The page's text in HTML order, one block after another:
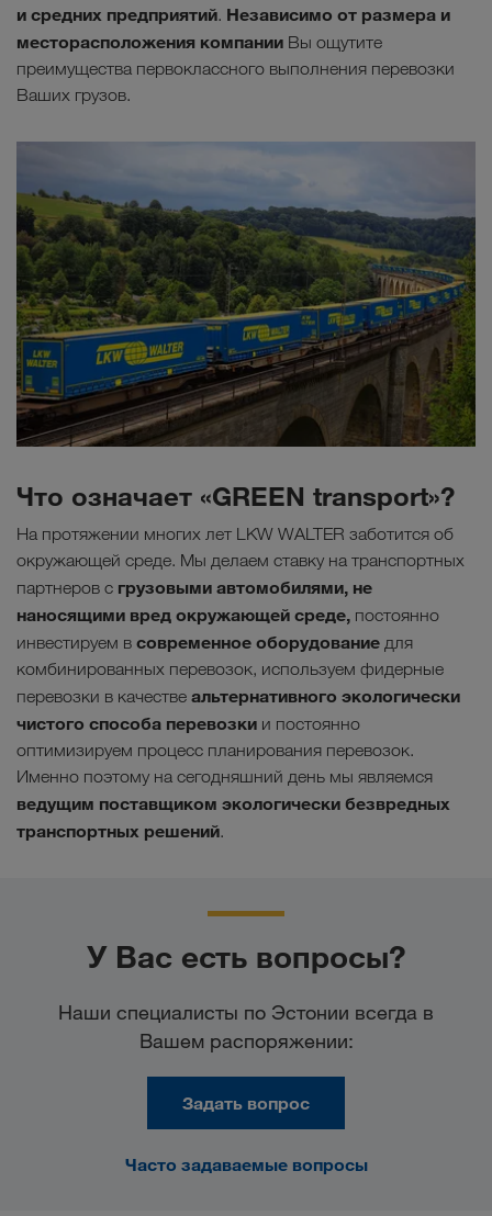
и средних предприятий. Независимо от размера и
месторасположения компании Вы ощутите
преимущества первоклассного выполнения перевозки
Ваших грузов.
Что означает «GREEN transport»?
На протяжении многих лет LKW WALTER заботится об
окружающей среде. Мы делаем ставку на транспортных
партнеров с грузовыми автомобилями, не
наносящими вред окружающей среде, постоянно
инвестируем в современное оборудование для
комбинированных перевозок, используем фидерные
перевозки в качестве альтернативного экологически
чистого способа перевозки и постоянно
оптимизируем процесс планирования перевозок.
Именно поэтому на сегодняшний день мы являемся
ведущим поставщиком экологически безвредных
транспортных решений.
У Вас есть вопросы?
Наши специалисты по Эстонии всегда в
Вашем распоряжении:
Задать вопрос
Часто задаваемые вопросы